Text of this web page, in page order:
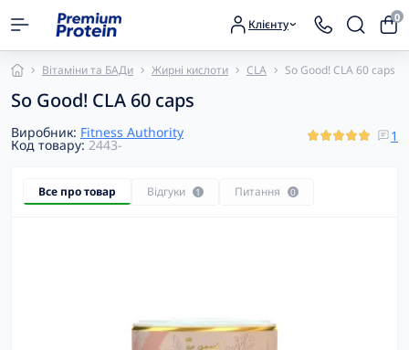
Клієнту 0
Вітаміни та БАДи Жирні кислоти CLA So Good! CLA 60 caps
So Good! CLA 60 caps
Виробник: Fitness Authority
Код товару:2443-
1
Все про товар Відгуки 1 Питання 0